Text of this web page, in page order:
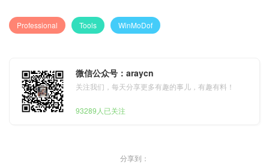
Professional Tools WinMoDof
微信公众号：araycn
关注我们，每天分享更多有趣的事儿，有趣有料！
93289人已关注
分享到：